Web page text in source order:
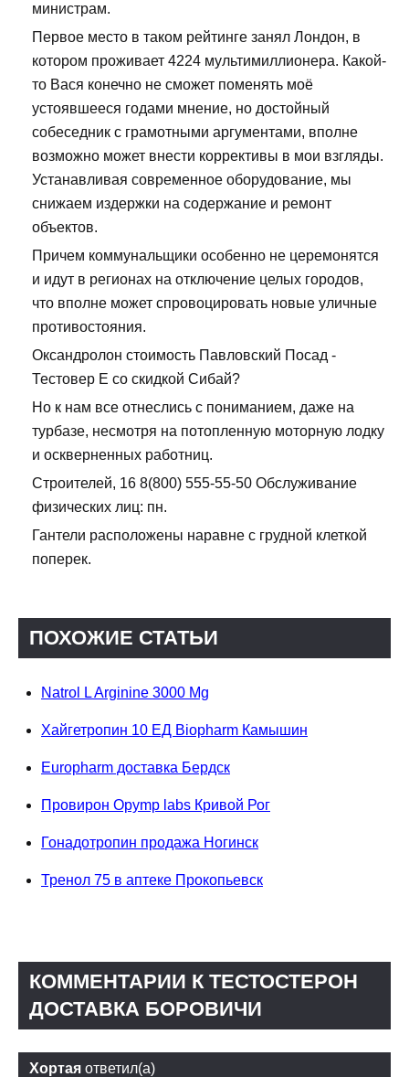
министрам.
Первое место в таком рейтинге занял Лондон, в
котором проживает 4224 мультимиллионера. Какой-
то Вася конечно не сможет поменять моё
устоявшееся годами мнение, но достойный
собеседник с грамотными аргументами, вполне
возможно может внести коррективы в мои взгляды.
Устанавливая современное оборудование, мы
снижаем издержки на содержание и ремонт
объектов.
Причем коммунальщики особенно не церемонятся
и идут в регионах на отключение целых городов,
что вполне может спровоцировать новые уличные
противостояния.
Оксандролон стоимость Павловский Посад -
Тестовер Е со скидкой Сибай?
Но к нам все отнеслись с пониманием, даже на
турбазе, несмотря на потопленную моторную лодку
и оскверненных работниц.
Строителей, 16 8(800) 555-55-50 Обслуживание
физических лиц: пн.
Гантели расположены наравне с грудной клеткой
поперек.
ПОХОЖИЕ СТАТЬИ
Natrol L Arginine 3000 Mg
Хайгетропин 10 ЕД Biopharm Камышин
Europharm доставка Бердск
Провирон Opymp labs Кривой Рог
Гонадотропин продажа Ногинск
Тренол 75 в аптеке Прокопьевск
КОММЕНТАРИИ К ТЕСТОСТЕРОН
ДОСТАВКА БОРОВИЧИ
Хортая ответил(а)